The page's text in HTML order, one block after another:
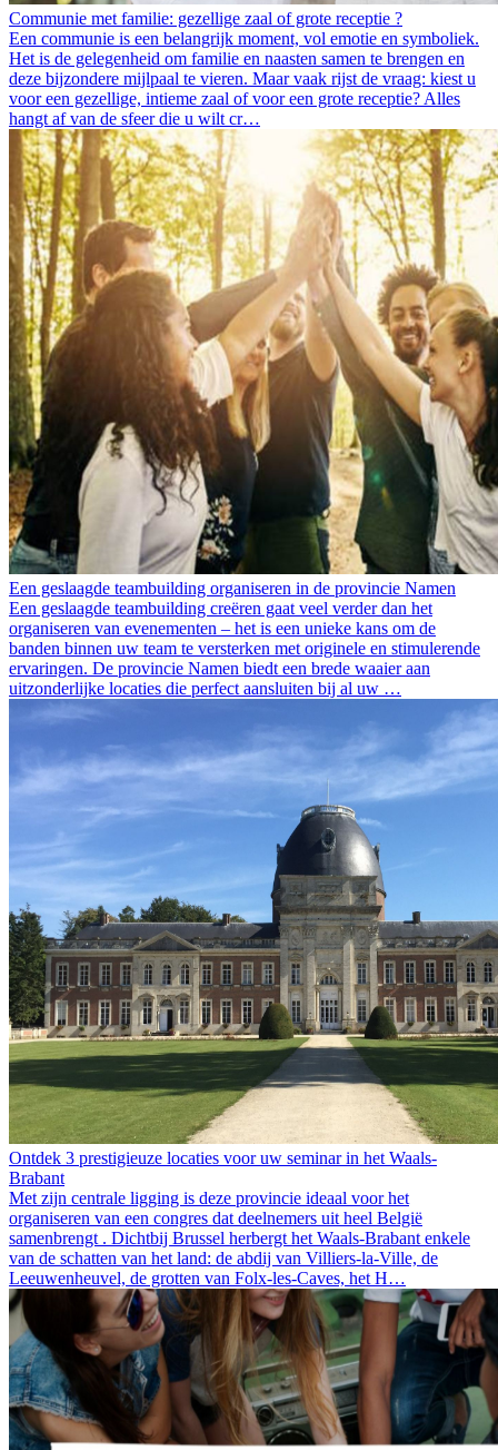
Communie met familie: gezellige zaal of grote receptie ?
Een communie is een belangrijk moment, vol emotie en symboliek.
Het is de gelegenheid om familie en naasten samen te brengen en
deze bijzondere mijlpaal te vieren. Maar vaak rijst de vraag: kiest u
voor een gezellige, intieme zaal of voor een grote receptie? Alles
hangt af van de sfeer die u wilt cr…
Een geslaagde teambuilding organiseren in de provincie Namen
Een geslaagde teambuilding creëren gaat veel verder dan het
organiseren van evenementen – het is een unieke kans om de
banden binnen uw team te versterken met originele en stimulerende
ervaringen. De provincie Namen biedt een brede waaier aan
uitzonderlijke locaties die perfect aansluiten bij al uw …
Ontdek 3 prestigieuze locaties voor uw seminar in het Waals-
Brabant
Met zijn centrale ligging is deze provincie ideaal voor het
organiseren van een congres dat deelnemers uit heel België
samenbrengt . Dichtbij Brussel herbergt het Waals-Brabant enkele
van de schatten van het land: de abdij van Villiers-la-Ville, de
Leeuwenheuvel, de grotten van Folx-les-Caves, het H…